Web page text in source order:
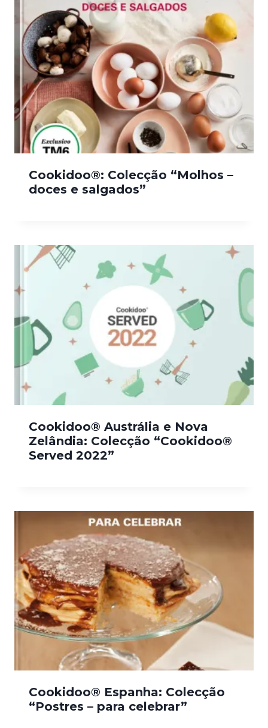
Cookidoo®: Colecção “Molhos –
doces e salgados”
Cookidoo® Austrália e Nova
Zelândia: Colecção “Cookidoo®
Served 2022”
Cookidoo® Espanha: Colecção
“Postres – para celebrar”